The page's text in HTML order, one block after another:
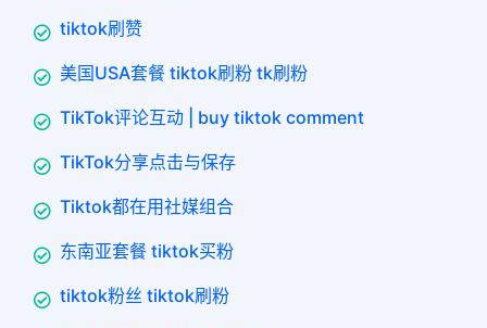
tiktok刷赞
美国USA套餐 tiktok刷粉 tk刷粉
TikTok评论互动 | buy tiktok comment
TikTok分享点击与保存
Tiktok都在用社媒组合
东南亚套餐 tiktok买粉
tiktok粉丝 tiktok刷粉